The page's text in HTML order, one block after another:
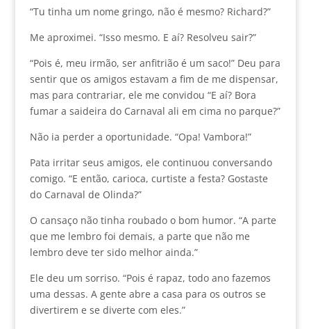
“Tu tinha um nome gringo, não é mesmo? Richard?”
Me aproximei. “Isso mesmo. E aí? Resolveu sair?”
“Pois é, meu irmão, ser anfitrião é um saco!” Deu para
sentir que os amigos estavam a fim de me dispensar,
mas para contrariar, ele me convidou “E aí? Bora
fumar a saideira do Carnaval ali em cima no parque?”
Não ia perder a oportunidade. “Opa! Vambora!”
Pata irritar seus amigos, ele continuou conversando
comigo. “E então, carioca, curtiste a festa? Gostaste
do Carnaval de Olinda?”
O cansaço não tinha roubado o bom humor. “A parte
que me lembro foi demais, a parte que não me
lembro deve ter sido melhor ainda.”
Ele deu um sorriso. “Pois é rapaz, todo ano fazemos
uma dessas. A gente abre a casa para os outros se
divertirem e se diverte com eles.”